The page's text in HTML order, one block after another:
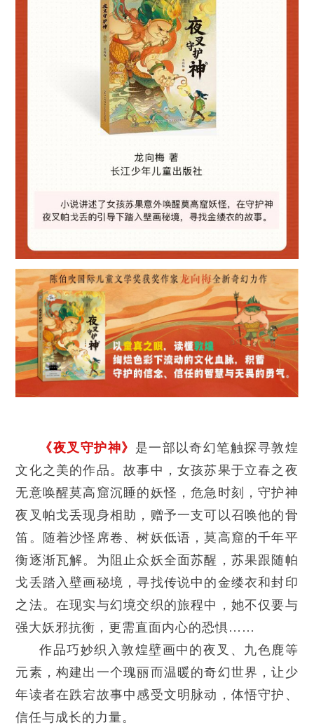
《夜叉守护神》 是一部以奇幻笔触探寻敦煌
文化之美的作品。故事中，女孩苏果于立春之夜
无意唤醒莫高窟沉睡的妖怪，危急时刻，守护神
夜叉帕戈丢现身相助，赠予一支可以召唤他的骨
笛。随着沙怪席卷、树妖低语，莫高窟的千年平
衡逐渐瓦解。为阻止众妖全面苏醒，苏果跟随帕
戈丢踏入壁画秘境，寻找传说中的金缕衣和封印
之法。在现实与幻境交织的旅程中，她不仅要与
强大妖邪抗衡，更需直面内心的恐惧……
作品巧妙织入敦煌壁画中的夜叉、九色鹿等
元素，构建出一个瑰丽而温暖的奇幻世界，让少
年读者在跌宕故事中感受文明脉动，体悟守护、
信任与成长的力量。